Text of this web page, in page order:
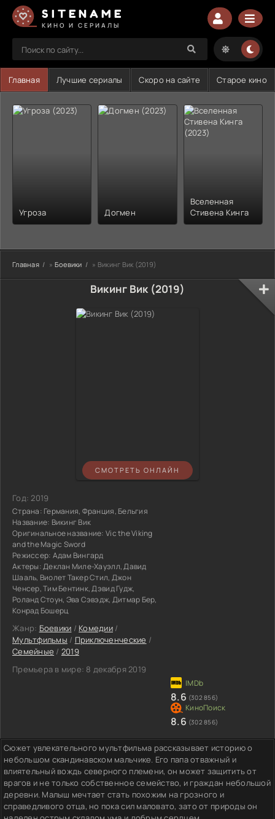
SITENAME
КИНО И СЕРИАЛЫ
Главная Лучшие сериалы Скоро на сайте Старое кино
Угроза Догмен
Вселенная
Стивена Кинга
Главная » Боевики » Викинг Вик (2019)
Викинг Вик (2019)
СМОТРЕТЬ ОНЛАЙН
Год:2019
Страна: Германия, Франция, Бельгия
Название: Викинг Вик
Оригинальное название: Vic the Viking
and the Magic Sword
Режиссер: Адам Вингард
Актеры:Деклан Миле-Хауэлл, Давид
Шааль, Виолет Такер Стил, Джон
Ченсер, Тим Бентинк, Дэвид Гудж,
Роланд Стоун, Эва Сэвэдж, Дитмар Бер,
Конрад Бошерц
Жанр: Боевики / Комедии /
Мультфильмы / Приключенческие /
Семейные / 2019
Премьера в мире: 8 декабря 2019
8.6 (302 856)
8.6 (302 856)
Сюжет увлекательного мультфильма рассказывает историю о
небольшом скандинавском мальчике. Его папа отважный и
влиятельный вождь северного племени, он может защитить от
врагов и не только собственное семейство, и граждан небольшой
деревни. Малыш мечтает стать похожим на грозного и
справедливого отца, но пока сил маловато, зато от природы он